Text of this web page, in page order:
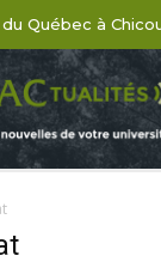
Québec à